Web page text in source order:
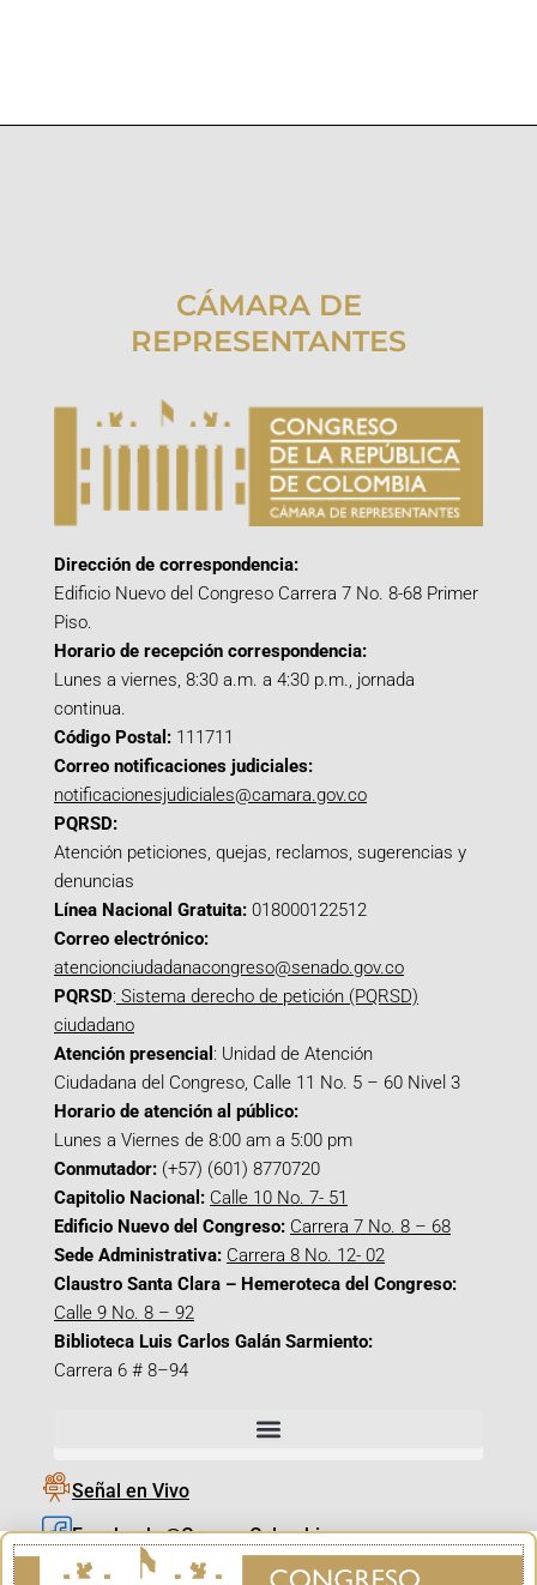
CÁMARA DE
REPRESENTANTES
Dirección de correspondencia:
Edificio Nuevo del Congreso Carrera 7 No. 8-68 Primer
Piso.
Horario de recepción correspondencia:
Lunes a viernes, 8:30 a.m. a 4:30 p.m., jornada
continua.
Código Postal: 111711
Correo notificaciones judiciales:
notificacionesjudiciales@camara.gov.co
PQRSD:
Atención peticiones, quejas, reclamos, sugerencias y
denuncias
Línea Nacional Gratuita: 018000122512
Correo electrónico:
atencionciudadanacongreso@senado.gov.co
PQRSD: Sistema derecho de petición (PQRSD)
ciudadano
Atención presencial : Unidad de Atención
Ciudadana del Congreso, Calle 11 No. 5 – 60 Nivel 3
Horario de atención al público:
Lunes a Viernes de 8:00 am a 5:00 pm
Conmutador: (+57) (601) 8770720
Capitolio Nacional: Calle 10 No. 7- 51
Edificio Nuevo del Congreso: Carrera 7 No. 8 – 68
Sede Administrativa: Carrera 8 No. 12- 02
Claustro Santa Clara – Hemeroteca del Congreso:
Calle 9 No. 8 – 92
Biblioteca Luis Carlos Galán Sarmiento:
Carrera 6 # 8–94
Señal en Vivo
Facebook_@CamaraColombia
Instagram_@CamaraColombia